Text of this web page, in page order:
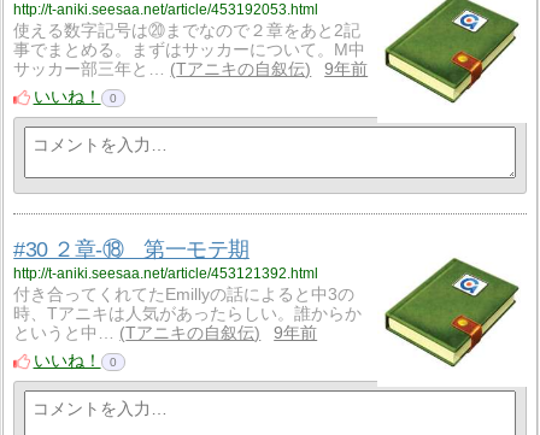
http://t-aniki.seesaa.net/article/453192053.html
使える数字記号は⑳までなので２章をあと2記
事でまとめる。まずはサッカーについて。M中
サッカー部三年と…
Tアニキの自叙伝
9年前
いいね！
0
#30 ２章-⑱ 第一モテ期
http://t-aniki.seesaa.net/article/453121392.html
付き合ってくれてたEmillyの話によると中3の
時、Tアニキは人気があったらしい。誰からか
というと中…
Tアニキの自叙伝
9年前
いいね！
0